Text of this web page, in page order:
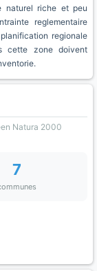
naturel riche et peu
reglementaire
regionale
cette zone doivent
Natura 2000
7